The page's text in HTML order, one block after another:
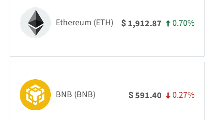
Ethereum (ETH) $ 1,912.87 0.70%
BNB (BNB) $591.40 0.27%